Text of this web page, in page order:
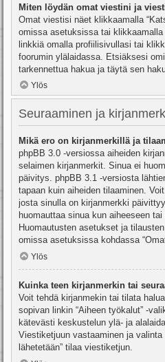
Miten löydän omat viestini ja
Omat viestisi näet klikkaamalla
omissa asetuksissa tai klikkaamalla
linkkiä omalla profiilisivullasi tai
foorumin ylälaidassa. Etsiäksesi
tarkennettua hakua ja täytä sen
Ylös
Seuraaminen ja
Mikä ero on kirjanmerkillä ja
phpBB 3.0 -versiossa aiheiden
selaimen kirjanmerkit. Sinua ei
päivitys. phpBB 3.1 -versiosta
tapaan kuin aiheiden tilaaminen.
josta sinulla on kirjanmerkki
huomauttaa sinua kun aiheeseen
Huomautusten asetukset ja
omissa asetuksissa kohdassa
Ylös
Kuinka teen kirjanmerkin tai
Voit tehdä kirjanmekin tai tilata
sopivan linkin “Aiheen työkalut” -
kätevästi keskustelun ylä- ja
Viestiketjuun vastaaminen ja valinta
lähetetään” tilaa viestiketjun.